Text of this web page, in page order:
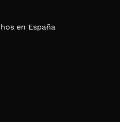
en España